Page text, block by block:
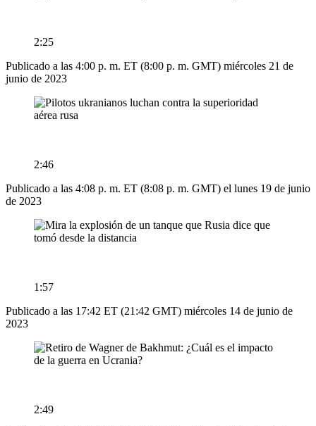
2:25
Publicado a las 4:00 p. m. ET (8:00 p. m. GMT) miércoles 21 de
junio de 2023
2:46
Publicado a las 4:08 p. m. ET (8:08 p. m. GMT) el lunes 19 de junio
de 2023
1:57
Publicado a las 17:42 ET (21:42 GMT) miércoles 14 de junio de
2023
2:49